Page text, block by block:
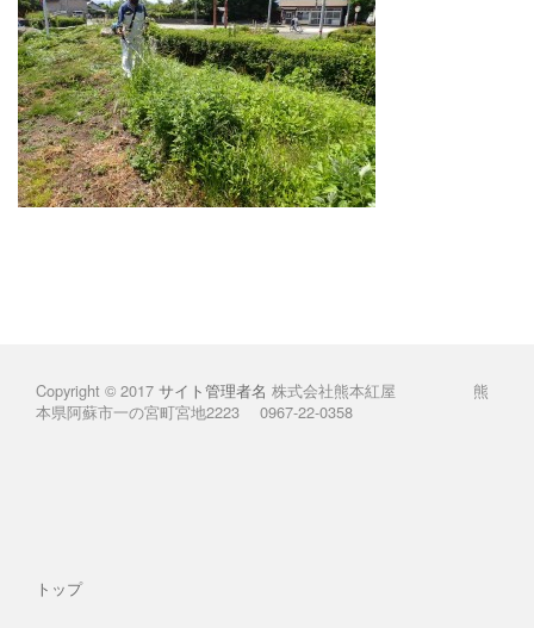
Copyright © 2017 サイト管理者名 株式会社熊本紅屋 熊
本県阿蘇市一の宮町宮地2223 0967-22-0358
トップ